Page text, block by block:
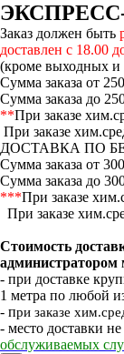
Заказ должен быть
доставлен с 18.00
(кроме выходных и
Сумма заказа от
Сумма заказа до
**При заказе
При заказе
ДОСТАВКА ПО
Сумма заказа от
Сумма заказа до
***При заказе
При заказе
Стоимость
администратором
- при доставке
1 метра по любой
- при заказе
- место доставки
обслуживаемых